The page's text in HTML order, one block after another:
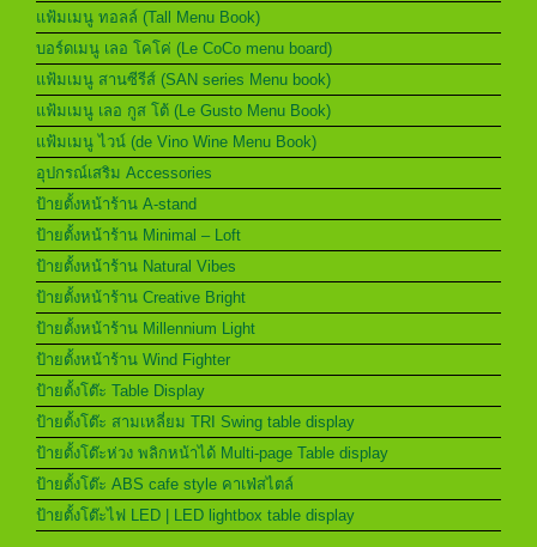
แฟ้มเมนู ทอลล์ (Tall Menu Book)
บอร์ดเมนู เลอ โคโค่ (Le CoCo menu board)
แฟ้มเมนู สานซีรีส์ (SAN series Menu book)
แฟ้มเมนู เลอ กูส โต้ (Le Gusto Menu Book)
แฟ้มเมนู ไวน์ (de Vino Wine Menu Book)
อุปกรณ์เสริม Accessories
ป้ายตั้งหน้าร้าน A-stand
ป้ายตั้งหน้าร้าน Minimal – Loft
ป้ายตั้งหน้าร้าน Natural Vibes
ป้ายตั้งหน้าร้าน Creative Bright
ป้ายตั้งหน้าร้าน Millennium Light
ป้ายตั้งหน้าร้าน Wind Fighter
ป้ายตั้งโต๊ะ Table Display
ป้ายตั้งโต๊ะ สามเหลี่ยม TRI Swing table display
ป้ายตั้งโต๊ะห่วง พลิกหน้าได้ Multi-page Table display
ป้ายตั้งโต๊ะ ABS cafe style คาเฟ่สไตล์
ป้ายตั้งโต๊ะไฟ LED | LED lightbox table display